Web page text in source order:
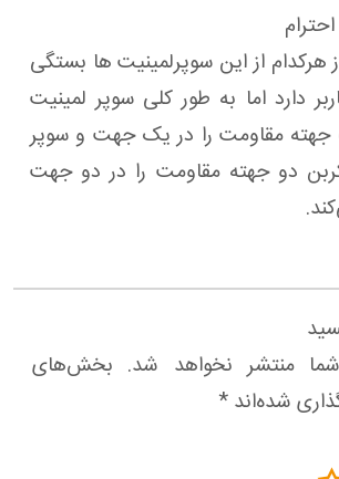
هرکدام از این سوپرلمینیت ها بستگی
دارد اما به طور کلی سوپر لمینیت
مقاومت را در یک جهت و سوپر
دو جهته مقاومت را در دو جهت
منتشر نخواهد شد. بخش‌های
شده‌اند *